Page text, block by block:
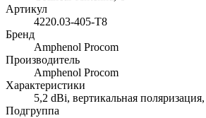
Артикул
4220.03-405-T8
Бренд
Amphenol Procom
Производитель
Amphenol Procom
Характеристики
5,2 dBi, вертикальная
Подгруппа